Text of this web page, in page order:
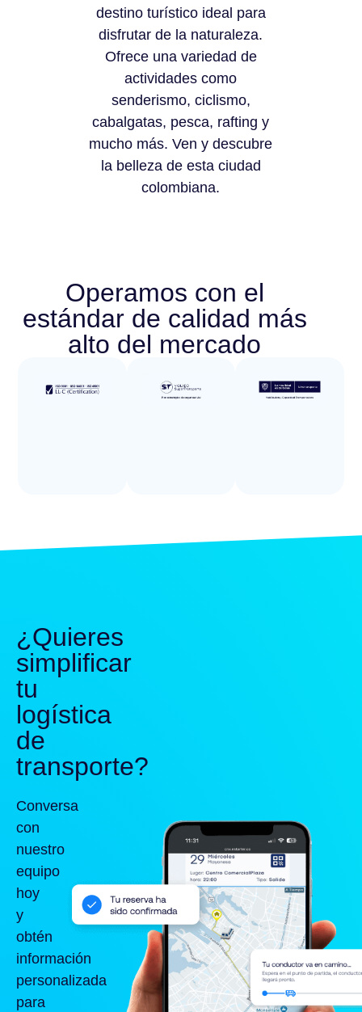
destino turístico ideal para
disfrutar de la naturaleza.
Ofrece una variedad de
actividades como
senderismo, ciclismo,
cabalgatas, pesca, rafting y
mucho más. Ven y descubre
la belleza de esta ciudad
colombiana.
Operamos con el
estándar de calidad más
alto del mercado
¿Quieres
simplificar
tu
logística
de
transporte?
Conversa
con
nuestro
equipo
hoy
y
obtén
información
personalizada
para